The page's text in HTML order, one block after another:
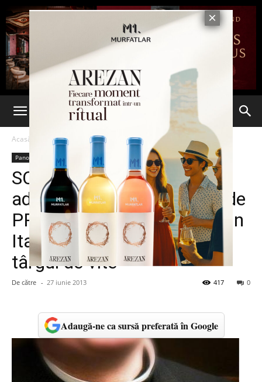
Acasă Panorama
Panorama
SCANDAL. Sute de
adolescenţi români, violaţi de
PREOŢII HOMOSEXUALI din
Italia. Tinerii, vânduţi ca la
târgul de vite
De către - 27 iunie 2013 0
417
Adaugă-ne ca sursă preferată în Google